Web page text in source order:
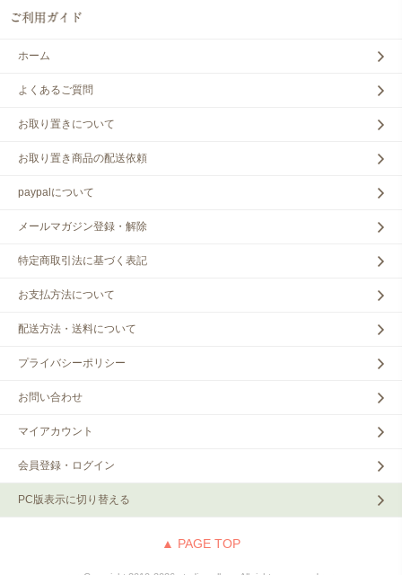
ホーム
よくあるご質問
お取り置きについて
お取り置き商品の配送依頼
paypalについて
メールマガジン登録・解除
特定商取引法に基づく表記
お支払方法について
配送方法・送料について
プライバシーポリシー
お問い合わせ
マイアカウント
会員登録・ログイン
PC版表示に切り替える
▲ PAGE TOP